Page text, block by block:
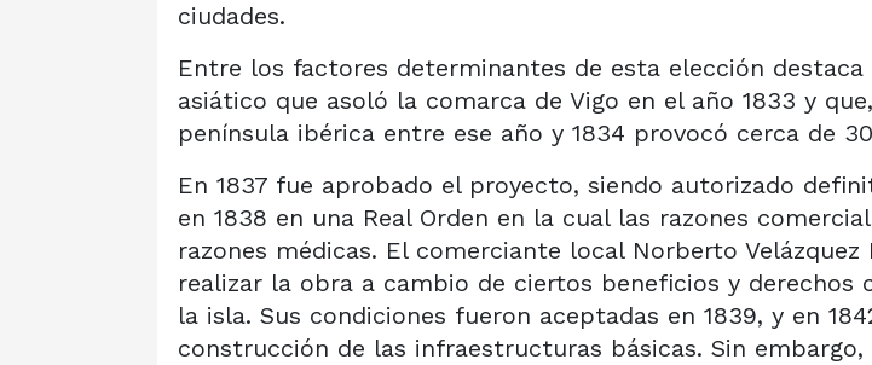
ciudades.
Entre los factores determinantes de esta elección
asiático que asoló la comarca de Vigo en el año 1833 y
península ibérica entre ese año y 1834 provocó cerca de
En 1837 fue aprobado el proyecto, siendo autorizado
en 1838 en una Real Orden en la cual las razones
razones médicas. El comerciante local Norberto
realizar la obra a cambio de ciertos beneficios y derechos
la isla. Sus condiciones fueron aceptadas en 1839, y en
construcción de las infraestructuras básicas. Sin